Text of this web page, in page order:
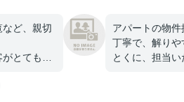
ど、親切
とても良
アパートの物
丁寧で、解りや
とくに、担当い